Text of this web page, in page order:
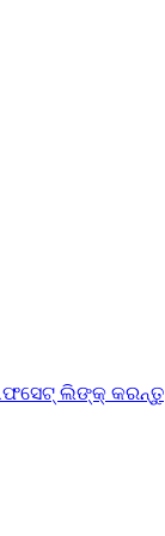
ଲିଙ୍କ୍ କରନ୍ତୁ